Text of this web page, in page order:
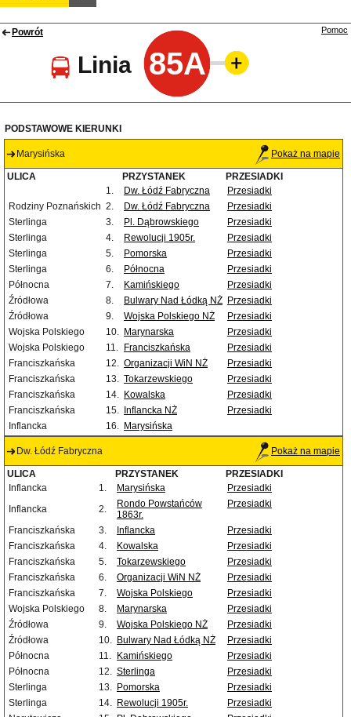
Powrót
Linia 85A
Pomoc
PODSTAWOWE KIERUNKI
Marysińska Pokaż na mapie
ULICA PRZYSTANEK
PRZESIADKI
1.
Dw. Łódź Fabryczna
Przesiadki
Rodziny Poznańskich 2. Dw. Łódź Fabryczna
Przesiadki
Sterlinga
3. Pl. Dąbrowskiego
Przesiadki
Sterlinga
4. Rewolucji 1905r.
Przesiadki
Sterlinga
5. Pomorska
Przesiadki
Sterlinga
6. Północna
Przesiadki
Północna
7. Kamińskiego
Przesiadki
Źródłowa
8. Bulwary Nad Łódką NŻ Przesiadki
Źródłowa
9. Wojska Polskiego NŻ
Przesiadki
Wojska Polskiego
10. Marynarska
Przesiadki
Wojska Polskiego
11. Franciszkańska
Przesiadki
Franciszkańska
12. Organizacji WiN NŻ
Przesiadki
Franciszkańska
13. Tokarzewskiego
Przesiadki
Franciszkańska
14. Kowalska
Przesiadki
Franciszkańska
15. Inflancka NŻ
Przesiadki
Inflancka
16. Marysińska
Dw. Łódź Fabryczna Pokaż na mapie
ULICA PRZYSTANEK
PRZESIADKI
Inflancka
1. Marysińska
Przesiadki
Inflancka
2.
Rondo Powstańców
1863r.
Przesiadki
Franciszkańska 3. Inflancka
Przesiadki
Franciszkańska
4. Kowalska
Przesiadki
Franciszkańska
5. Tokarzewskiego
Przesiadki
Franciszkańska
6. Organizacji WiN NŻ
Przesiadki
Franciszkańska
7. Wojska Polskiego
Przesiadki
Wojska Polskiego
8. Marynarska
Przesiadki
Źródłowa
9. Wojska Polskiego NŻ
Przesiadki
Źródłowa
10. Bulwary Nad Łódką NŻ
Przesiadki
Północna
11. Kamińskiego
Przesiadki
Północna
12. Sterlinga
Przesiadki
Sterlinga
13. Pomorska
Przesiadki
Sterlinga
14. Rewolucji 1905r.
Przesiadki